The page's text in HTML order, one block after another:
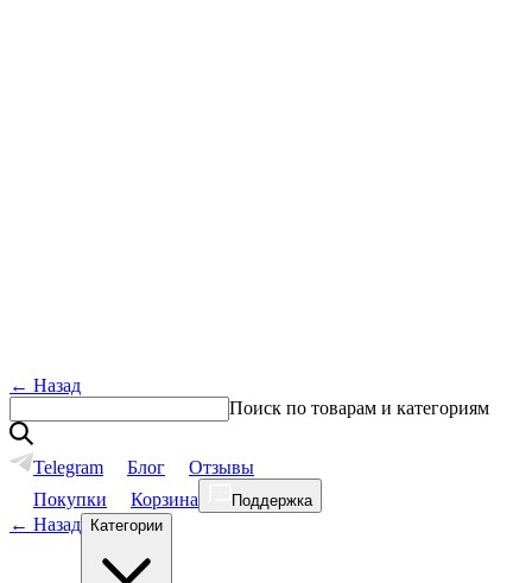
← Назад
Поиск по товарам и категориям
Telegram Блог
Отзывы
Покупки
Корзина Поддержка
← Назад Категории